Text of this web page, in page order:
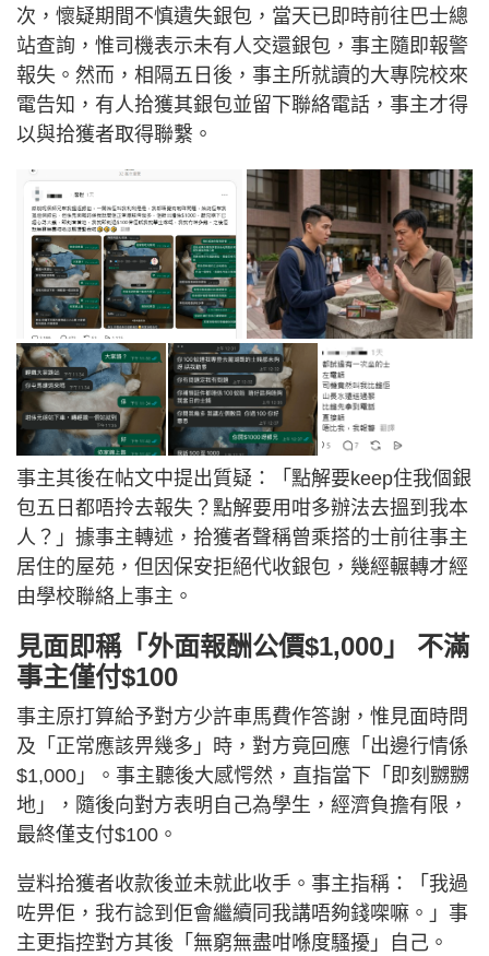
次，懷疑期間不慎遺失銀包，當天已即時前往巴士總
站查詢，惟司機表示未有人交還銀包，事主隨即報警
報失。然而，相隔五日後，事主所就讀的大專院校來
電告知，有人拾獲其銀包並留下聯絡電話，事主才得
以與拾獲者取得聯繫。
事主其後在帖文中提出質疑：「點解要keep住我個銀
包五日都唔拎去報失？點解要用咁多辦法去搵到我本
人？」據事主轉述，拾獲者聲稱曾乘搭的士前往事主
居住的屋苑，但因保安拒絕代收銀包，幾經輾轉才經
由學校聯絡上事主。
見面即稱「外面報酬公價$1,000」 不滿
事主僅付$100
事主原打算給予對方少許車馬費作答謝，惟見面時問
及「正常應該畀幾多」時，對方竟回應「出邊行情係
$1,000」。事主聽後大感愕然，直指當下「即刻嬲嬲
地」，隨後向對方表明自己為學生，經濟負擔有限，
最終僅支付$100。
豈料拾獲者收款後並未就此收手。事主指稱：「我過
咗畀佢，我冇諗到佢會繼續同我講唔夠錢㗎嘛。」事
主更指控對方其後「無窮無盡咁喺度騷擾」自己。